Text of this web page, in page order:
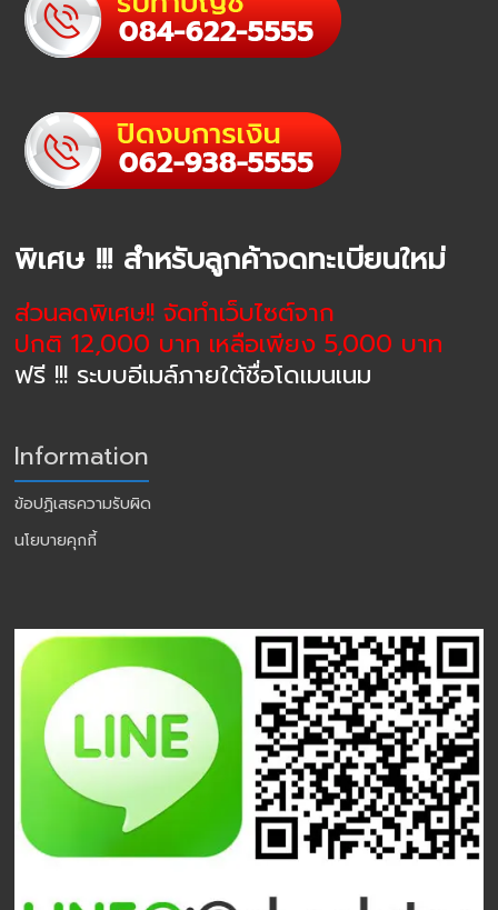
พิเศษ !!! สำหรับลูกค้าจดทะเบียนใหม่
ส่วนลดพิเศษ!! จัดทำเว็บไซต์จาก
ปกติ 12,000 บาท เหลือเพียง 5,000 บาท
ฟรี !!! ระบบอีเมล์ภายใต้ชื่อโดเมนเนม
Information
ข้อปฏิเสธความรับผิด
นโยบายคุกกี้